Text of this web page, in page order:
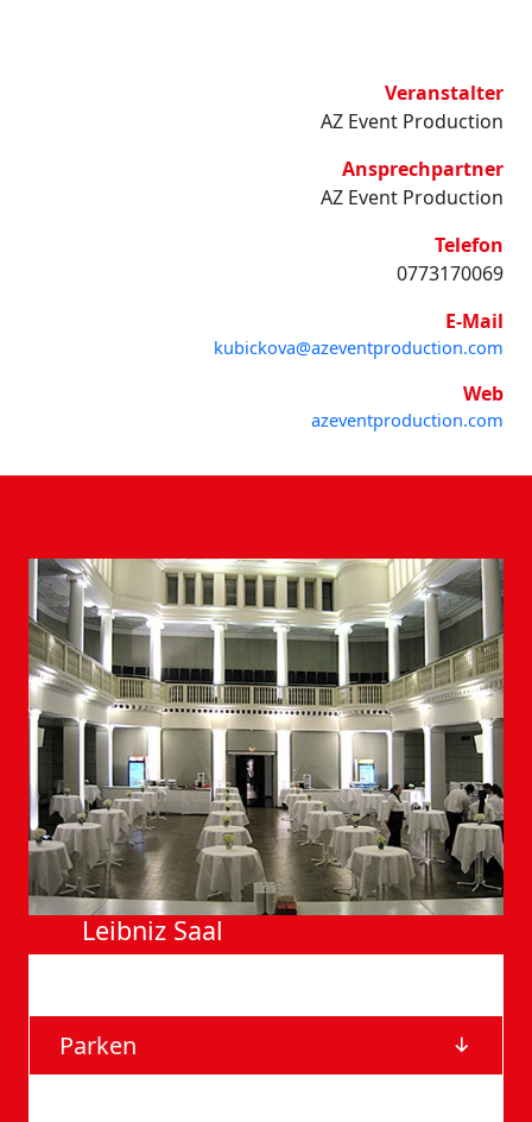
Veranstalter
AZ Event Production
Ansprechpartner
AZ Event Production
Telefon
0773170069
E-Mail
kubickova@azeventproduction.com
Web
azeventproduction.com
Leibniz Saal
Parken